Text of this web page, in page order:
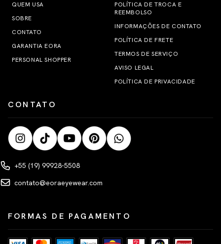
QUEM USA
SOBRE
CONTATO
GARANTIA EORA
PERSONAL SHOPPER
POLÍTICA DE TROCA E
REEMBOLSO
INFORMAÇÕES DE CONTATO
POLÍTICA DE FRETE
TERMOS DE SERVIÇO
AVISO LEGAL
POLÍTICA DE PRIVACIDADE
CONTATO
+55 (19) 99928-5508
contato@eoraeyewear.com
FORMAS DE PAGAMENTO